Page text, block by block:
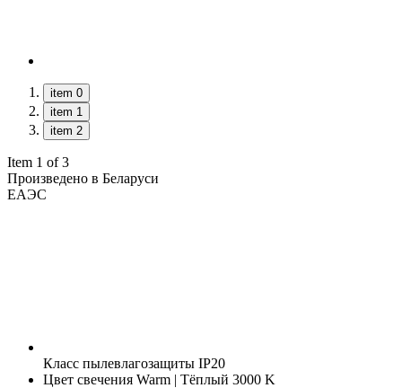
item 0
item 1
item 2
Item 1 of 3
Произведено в Беларуси
ЕАЭС
Класс пылевлагозащиты IP20
Цвет свечения Warm | Тёплый 3000 K